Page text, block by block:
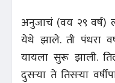
अनुजाचं (वय २९ वर्ष)
येथे झाले. ती पंधरा
यायला सुरू झाली.
दुसर्‍या ते तिसर्‍या